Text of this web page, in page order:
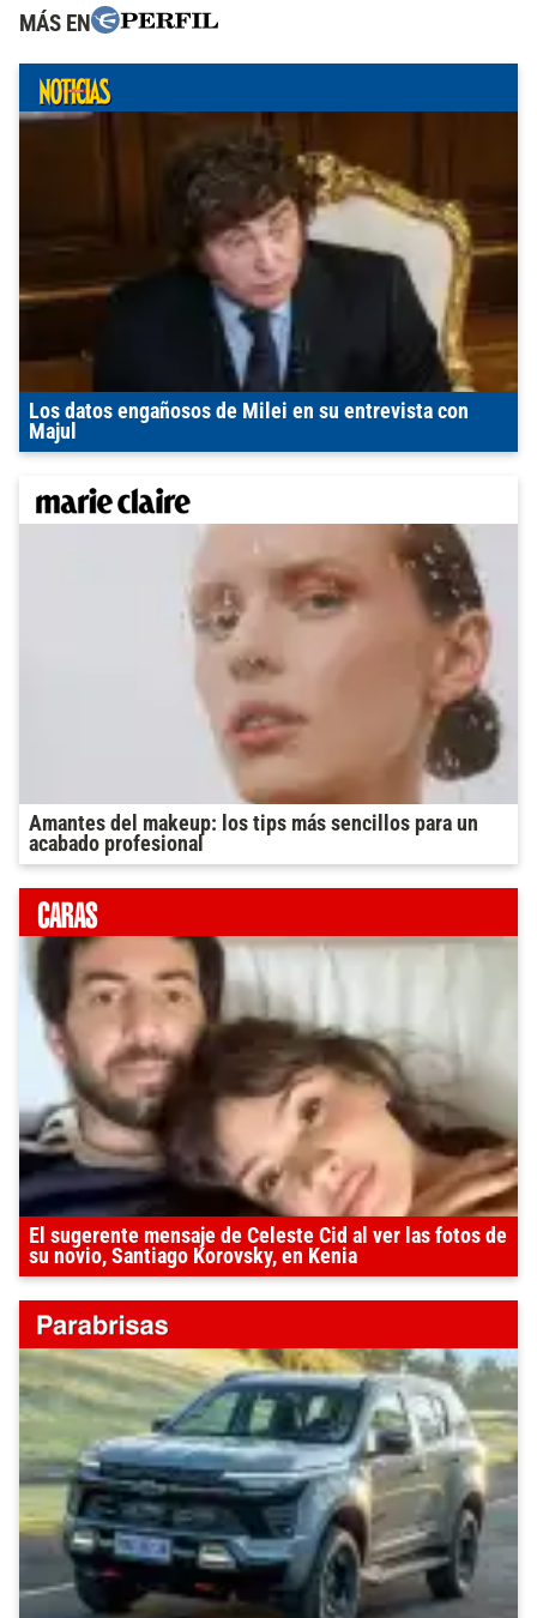
MÁS EN
Los datos engañosos de Milei en su entrevista con
Majul
Amantes del makeup: los tips más sencillos para un
acabado profesional
El sugerente mensaje de Celeste Cid al ver las fotos de
su novio, Santiago Korovsky, en Kenia